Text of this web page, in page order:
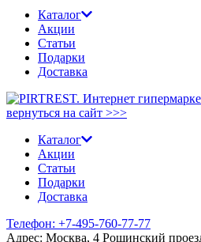
Каталог
Акции
Статьи
Подарки
Доставка
вернуться на сайт >>>
Каталог
Акции
Статьи
Подарки
Доставка
Телефон: +7-495-760-77-77
Адрес: Москва, 4 Рощинский